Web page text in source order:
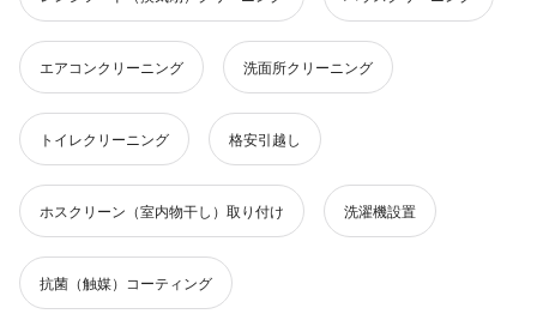
エアコンクリーニング 洗面所クリーニング
トイレクリーニング 格安引越し
ホスクリーン（室内物干し）取り付け 洗濯機設置
抗菌（触媒）コーティング